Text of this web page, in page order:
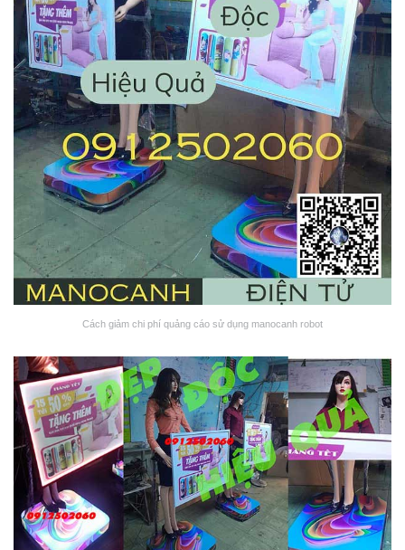
Cách giảm chi phí quảng cáo sử dụng manocanh robot